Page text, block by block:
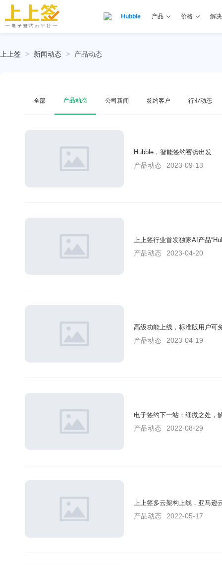
Hubble 产品 价格 解
上上签 > 新闻动态 > 产品动态
全部 产品动态 公司新闻 签约客户 行业动态
Hubble，智能签约蓄势出发
产品动态 2023-09-13
上上签行业首发独家AI产品
产品动态 2023-04-20
高级功能上线，标准版用户可
产品动态 2023-04-19
电子签约下一站：细微之处，
产品动态 2022-08-29
上上签多云架构上线，亚马逊
产品动态 2022-05-17